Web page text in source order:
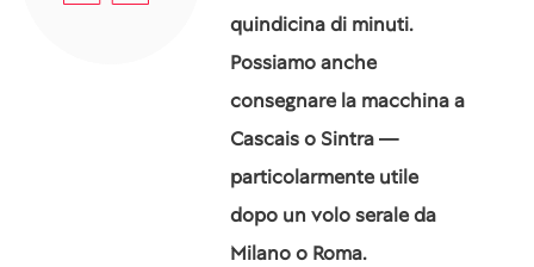
quindicina di minuti.
Possiamo anche
consegnare la macchina a
Cascais o Sintra —
particolarmente utile
dopo un volo serale da
Milano o Roma.